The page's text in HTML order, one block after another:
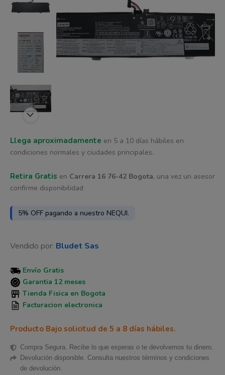
Llega aproximadamente en 5 a 10 días hábiles en
condiciones normales y ciudades principales.
Retira Gratis en Carrera 16 76-42 Bogota, una vez un asesor
confirme disponibilidad
5% OFF pagando a nuestro NEQUI.
Vendido por: Bludet Sas
Envío Gratis
Garantia 12 meses
Tienda Fisica en Bogota
Facturacion electronica
Producto Bajo solicitud de 5 a 8 días hábiles.
Compra Segura. Recibe lo que esperas o te devolvemos tu dinero.
Devolución disponible. Consulta nuestros términos y condiciones
de devolución.
$ 510.041.$ 478.537.
cantidad